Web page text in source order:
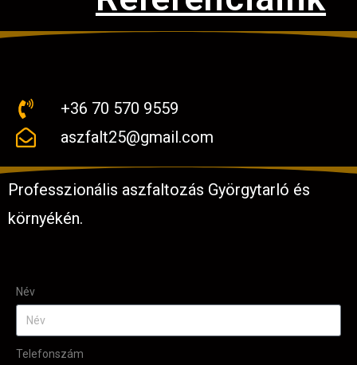
+36 70 570 9559
aszfalt25@gmail.com
Professzionális aszfaltozás Györgytarló és
környékén.
Név
Telefonszám